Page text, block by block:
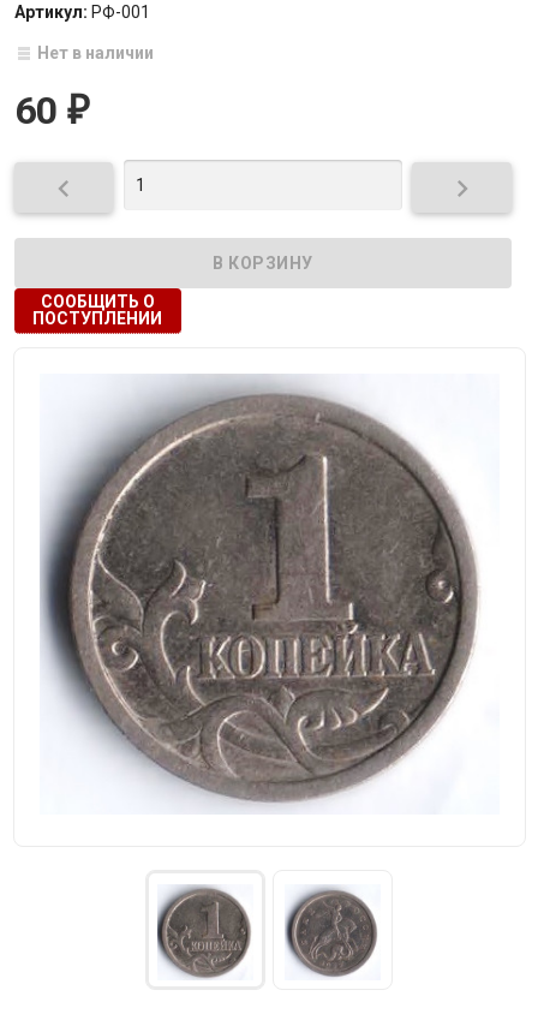
Артикул: РФ-001
Нет в наличии
60 ₽
 
СООБЩИТЬ О
ПОСТУПЛЕНИИ